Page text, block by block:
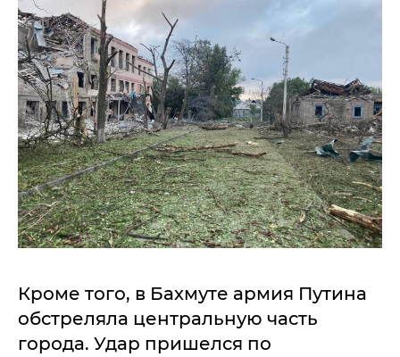
Кроме того, в Бахмуте армия Путина
обстреляла центральную часть
города. Удар пришелся по